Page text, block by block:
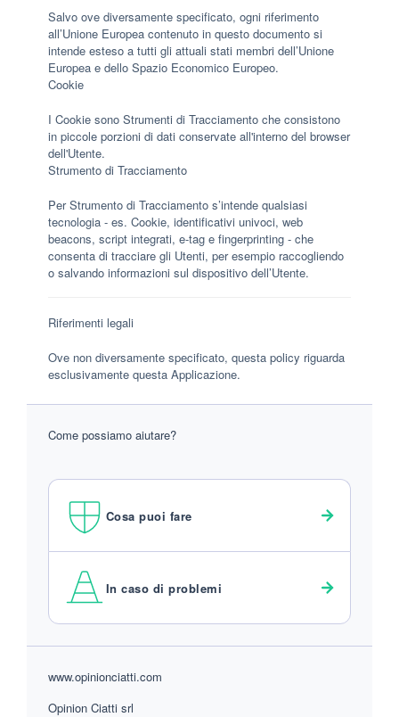
Salvo ove diversamente specificato, ogni riferimento
all’Unione Europea contenuto in questo documento si
intende esteso a tutti gli attuali stati membri dell’Unione
Europea e dello Spazio Economico Europeo.
Cookie
I Cookie sono Strumenti di Tracciamento che consistono
in piccole porzioni di dati conservate all'interno del browser
dell'Utente.
Strumento di Tracciamento
Per Strumento di Tracciamento s’intende qualsiasi
tecnologia - es. Cookie, identificativi univoci, web
beacons, script integrati, e-tag e fingerprinting - che
consenta di tracciare gli Utenti, per esempio raccogliendo
o salvando informazioni sul dispositivo dell’Utente.
Riferimenti legali
Ove non diversamente specificato, questa policy riguarda
esclusivamente questa Applicazione.
Come possiamo aiutare?
Cosa puoi fare
In caso di problemi
www.opinionciatti.com
Opinion Ciatti srl